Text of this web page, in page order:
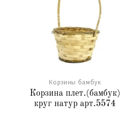
Корзины бамбук
Корзина плет.(бамбук)
круг натур арт.5574